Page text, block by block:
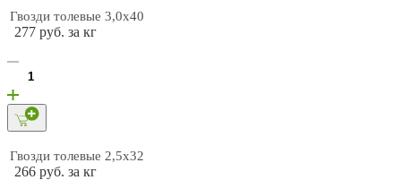
Гвозди толевые 3,0х40
277 руб. за кг
Гвозди толевые 2,5х32
266 руб. за кг